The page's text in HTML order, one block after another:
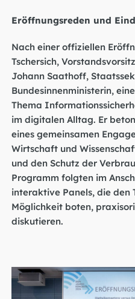
Eröffnungsreden und
Nach einer offiziellen
Tschersich,
Johann Saathoff,
Bundesinnenministerin,
Thema
im digitalen Alltag. Er
eines gemeinsamen
Wirtschaft und
und den Schutz der
Programm folgten im
interaktive Panels, die den
Möglichkeit boten,
diskutieren.